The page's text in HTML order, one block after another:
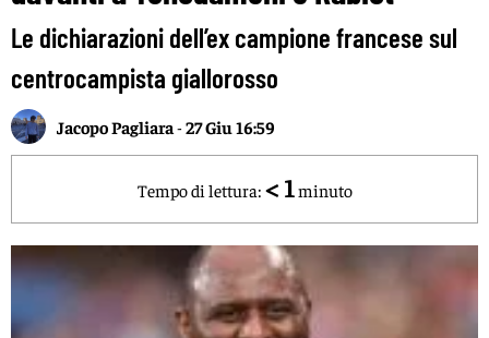
Le dichiarazioni dell’ex campione francese sul
centrocampista giallorosso
Jacopo Pagliara -27 Giu 16:59
Tempo di lettura: < 1 minuto